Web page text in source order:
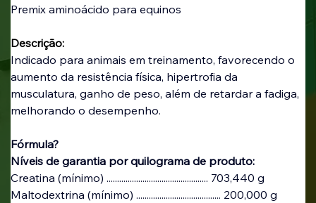
Premix aminoácido para equinos
Descrição:
Indicado para animais em treinamento, favorecendo o
aumento da resistência física, hipertrofia da
musculatura, ganho de peso, além de retardar a fadiga,
melhorando o desempenho.
Fórmula?
Níveis de garantia por quilograma de produto:
Creatina (mínimo) ................................................ 703,440 g
Maltodextrina (mínimo) ........................................ 200,000 g